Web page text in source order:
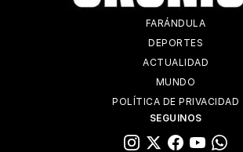
FARÁNDULA
DEPORTES
ACTUALIDAD
MUNDO
POLÍTICA DE PRIVACIDAD
SEGUINOS